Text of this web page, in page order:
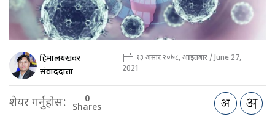
हिमालयखवर
संवाददाता
१३ असार २०७८, आइतबार / June 27,
2021
शेयर गर्नुहोस: 0
Shares